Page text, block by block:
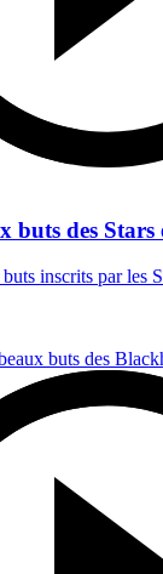
buts des Stars
inscrits par les